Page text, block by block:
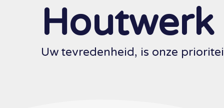
Uw tevredenheid, is onze